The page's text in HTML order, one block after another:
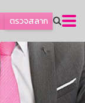
ตรวจสลาก